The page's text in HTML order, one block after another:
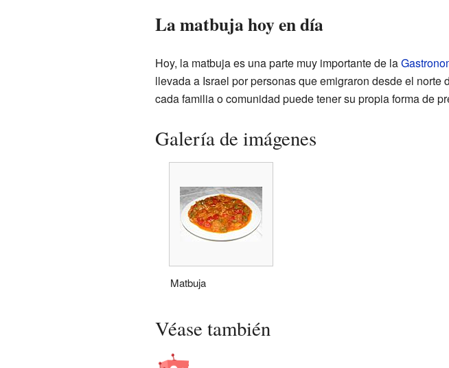
La matbuja hoy en día
Hoy, la matbuja es una parte muy importante de la
llevada a Israel por personas que emigraron desde el
cada familia o comunidad puede tener su propia forma de
Galería de imágenes
Matbuja
Véase también